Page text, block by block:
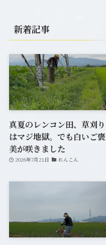
新着記事
真夏のレンコン田、草刈り
はマジ地獄。でも白いご褒
美が咲きました
2026年7月21日 れんこん